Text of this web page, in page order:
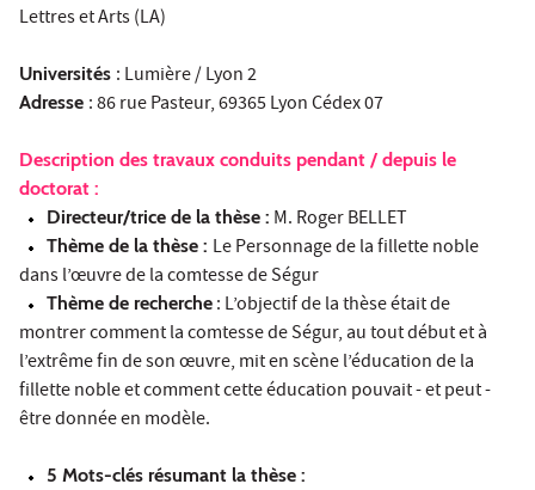
Lettres et Arts (LA)
Universités : Lumière / Lyon 2
Adresse : 86 rue Pasteur, 69365 Lyon Cédex 07
Description des travaux conduits pendant / depuis le
doctorat :
Directeur/trice de la thèse : M. Roger BELLET
Thème de la thèse : Le Personnage de la fillette noble
dans l’œuvre de la comtesse de Ségur
Thème de recherche : L’objectif de la thèse était de
montrer comment la comtesse de Ségur, au tout début et à
l’extrême fin de son œuvre, mit en scène l’éducation de la
fillette noble et comment cette éducation pouvait - et peut -
être donnée en modèle.
5 Mots-clés résumant la thèse :